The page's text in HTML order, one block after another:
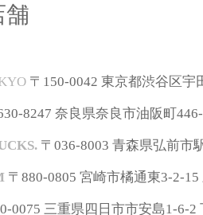
舗
〒150-0042 東京都渋谷区宇
8247 奈良県奈良市油阪町
〒036-8003 青森県弘前市
〒880-0805 宮崎市橘通東3-2-
0075 三重県四日市市安島1-6-